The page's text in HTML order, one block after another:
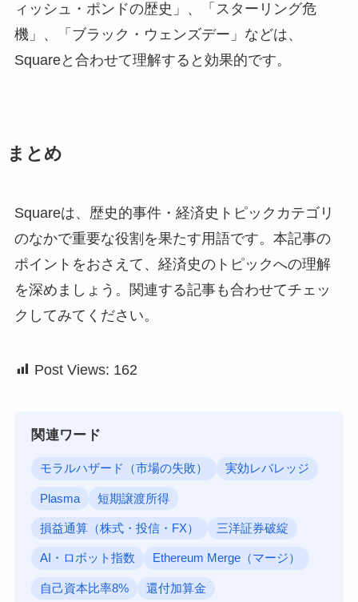
ィッシュ・ポンドの歴史」、「スターリング危
機」、「ブラック・ウェンズデー」などは、
Squareと合わせて理解すると効果的です。
まとめ
Squareは、歴史的事件・経済史トピックカテゴリ
のなかで重要な役割を果たす用語です。本記事の
ポイントをおさえて、経済史のトピックへの理解
を深めましょう。関連する記事も合わせてチェッ
クしてみてください。
Post Views: 162
関連ワード
モラルハザード（市場の失敗） 実効レバレッジ
Plasma 短期譲渡所得
損益通算（株式・投信・FX） 三洋証券破綻
AI・ロボット指数 Ethereum Merge（マージ）
自己資本比率8% 還付加算金